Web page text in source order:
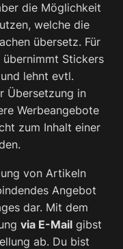
die Möglichkeit
welche die
übersetz. Für
Stickers
lehnt evtl.
Übersetzung in
Werbeangebote
zum Inhalt einer
von Artikeln
Angebot
dar. Mit dem
via E-Mail gibst
ab. Du bist